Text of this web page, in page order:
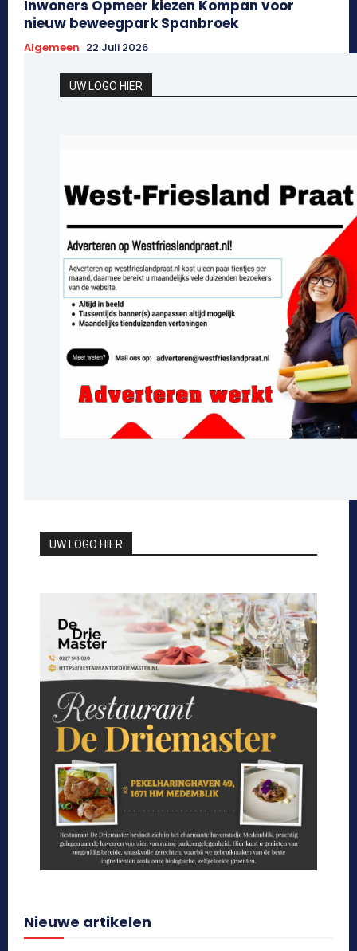
Inwoners Opmeer kiezen Kompan voor
nieuw beweegpark Spanbroek
Algemeen 22 Juli 2026
UW LOGO HIER
UW LOGO HIER
Nieuwe artikelen